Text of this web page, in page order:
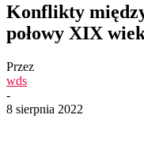
Konflikty
połowy XIX
Przez
wds
-
8 sierpnia 2022